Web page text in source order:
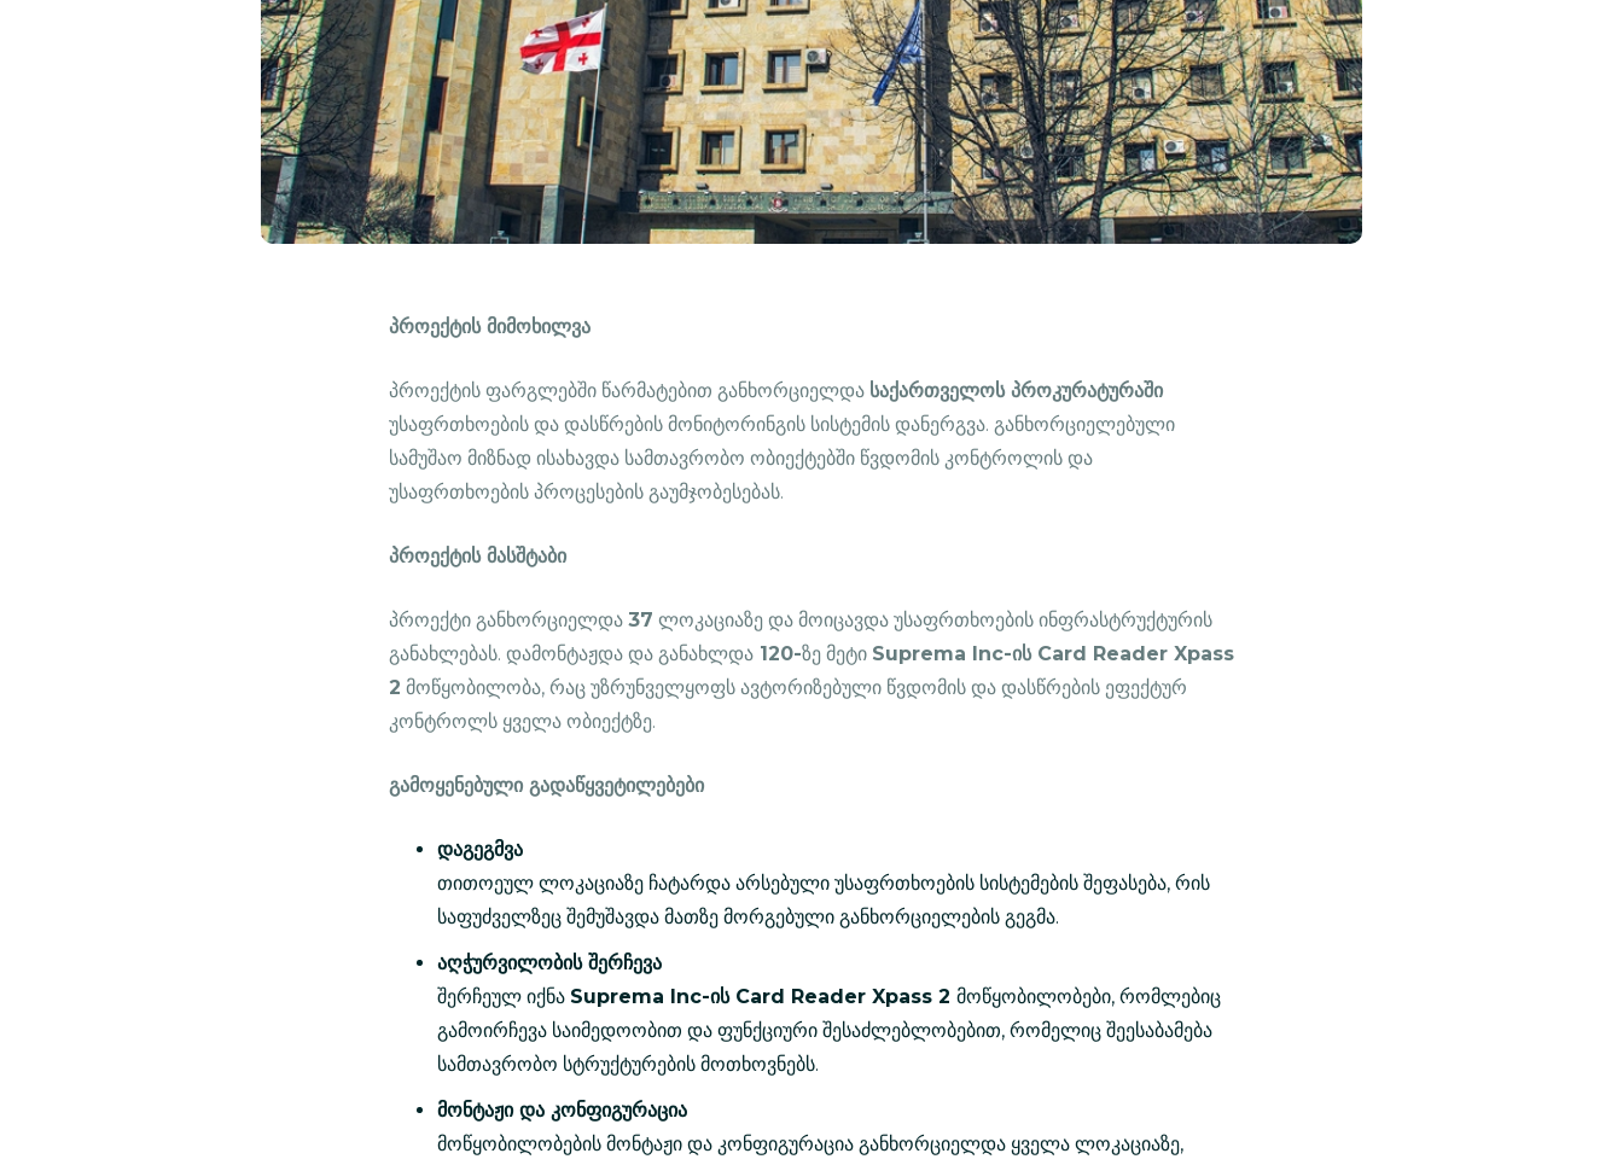
პროექტის მიმოხილვა
პროექტის ფარგლებში წარმატებით განხორციელდა საქართველოს პროკურატურაში
უსაფრთხოების და დასწრების მონიტორინგის სისტემის დანერგვა. განხორციელებული
სამუშაო მიზნად ისახავდა სამთავრობო ობიექტებში წვდომის კონტროლის და
უსაფრთხოების პროცესების გაუმჯობესებას.
პროექტის მასშტაბი
პროექტი განხორციელდა 37 ლოკაციაზე და მოიცავდა უსაფრთხოების ინფრასტრუქტურის
განახლებას. დამონტაჟდა და განახლდა 120-ზე მეტი Suprema Inc-ის Card Reader Xpass
2 მოწყობილობა, რაც უზრუნველყოფს ავტორიზებული წვდომის და დასწრების ეფექტურ
კონტროლს ყველა ობიექტზე.
გამოყენებული გადაწყვეტილებები
დაგეგმვა
თითოეულ ლოკაციაზე ჩატარდა არსებული უსაფრთხოების სისტემების შეფასება, რის
საფუძველზეც შემუშავდა მათზე მორგებული განხორციელების გეგმა.
აღჭურვილობის შერჩევა
შერჩეულ იქნა Suprema Inc-ის Card Reader Xpass 2 მოწყობილობები, რომლებიც
გამოირჩევა საიმედოობით და ფუნქციური შესაძლებლობებით, რომელიც შეესაბამება
სამთავრობო სტრუქტურების მოთხოვნებს.
მონტაჟი და კონფიგურაცია
მოწყობილობების მონტაჟი და კონფიგურაცია განხორციელდა ყველა ლოკაციაზე,